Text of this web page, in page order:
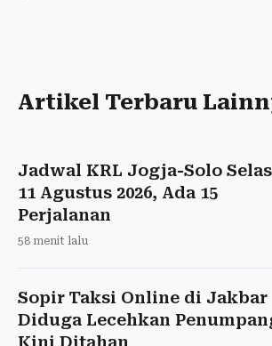
Artikel Terbaru
Jadwal KRL Jogja-Solo
11 Agustus 2026, Ada 15
Perjalanan
58 menit lalu
Sopir Taksi Online di Jakbar
Diduga Lecehkan
Kini Ditahan